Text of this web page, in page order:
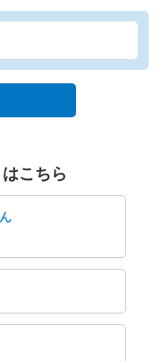
こちら